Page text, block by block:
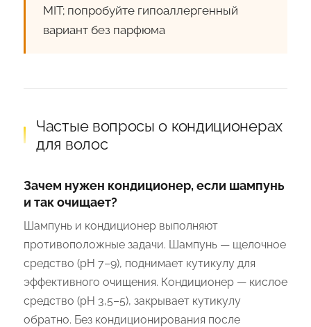
MIT; попробуйте гипоаллергенный
вариант без парфюма
Частые вопросы о кондиционерах
для волос
Зачем нужен кондиционер, если шампунь
и так очищает?
Шампунь и кондиционер выполняют
противоположные задачи. Шампунь — щелочное
средство (pH 7–9), поднимает кутикулу для
эффективного очищения. Кондиционер — кислое
средство (pH 3,5–5), закрывает кутикулу
обратно. Без кондиционирования после